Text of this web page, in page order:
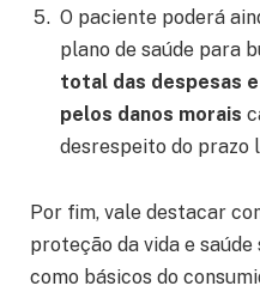
O paciente poderá
plano de saúde para
total das despesas
pelos danos morais
desrespeito do prazo
Por fim, vale destacar
proteção da vida e
como básicos do